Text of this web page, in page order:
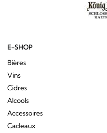
E-SHOP
Bières
Vins
Cidres
Alcools
Accessoires
Cadeaux